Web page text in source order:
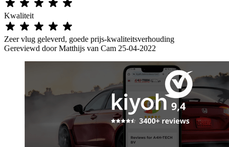
Kwaliteit
Zeer vlug geleverd, goede prijs-kwaliteitsverhouding
Gereviewd door Matthijs van Cam 25-04-2022